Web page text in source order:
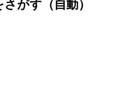
がす（自動）